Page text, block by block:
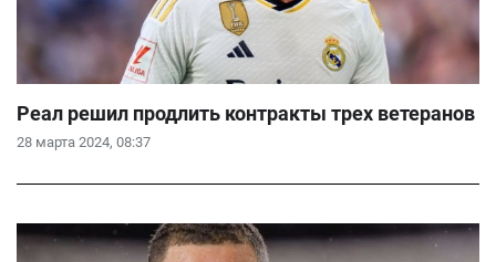
28 марта 2024, 08:37
Реал решил продлить контракты трех ветеранов